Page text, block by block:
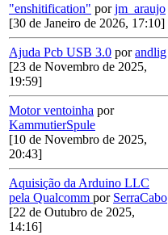
"enshitification" porjm_araujo
[30 de Janeiro de 2026, 17:10]
Ajuda Pcb USB 3.0 porandlig
[23 de Novembro de 2025,
19:59]
Motor ventoinha por
KammutierSpule
[10 de Novembro de 2025,
20:43]
Aquisição da Arduino LLC
pela Qualcomm por SerraCabo
[22 de Outubro de 2025,
14:16]